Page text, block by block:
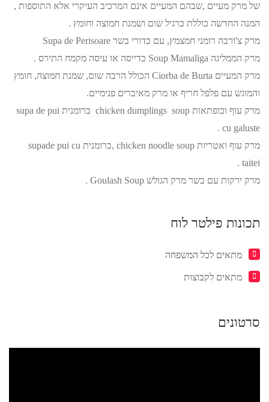
של מרק מעיים ,שבהם המעיים אינם המרכיב העיקרי אלא התוספות ,
המנה החדשה כוללת כרגיל שום ושמנת חמוצה וחומץ .
מרק צ'ורבה רומני חמצמץ, עם כדורי בשר Supa de Perisoare
מרק הממליגה Soup Mamaliga כדייסה או עיסה מקמח התירס .
מרק המעיים Ciorba de Burta הכולל הרבה שום, שמנת חמוצה, חומץ
והמוגש עם פלפל חריף או מרק מאיברים פנימיים.
מרק עוף וכופתאות chicken dumplings soup ברומנית supa de pui
cu galuste .
מרק עוף ואטריות chicken noodle soup ,ברומנית supade pui cu
taitei .
מרק ירקות עם בשר מרק הגולש Goulash Soup .
תכונות פילטר לוח
מתאים לכל המשפחה
מתאים לקבוצות
סרטונים